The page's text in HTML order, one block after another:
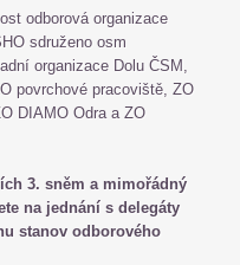
odborová organizace
sdruženo osm
organizace Dolu ČSM,
povrchové pracoviště, ZO
DIAMO Odra a ZO
3. sněm a mimořádný
na jednání s delegáty
stanov odborového